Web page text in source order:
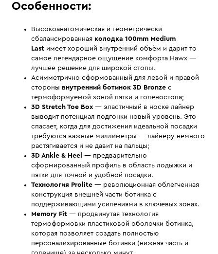
Особенности:
Высокоанатомическая и геометрически
сбалансированная колодка 100mm Medium
Last имеет хороший внутренний объём и дарит то
самое легендарное ощущение комфорта Hawx —
лучшее решение для широкой стопы.
Асимметрично сформованный для левой и правой
стороны внутренний ботинок 3D Bronze с
термоформуемой зоной пятки и голеностопа;
3D Stretch Toe Box — эластичный в носке лайнер
выводит потенциал подгонки новый уровень. Это
спасает, когда для достижения идеальной посадки
требуются важные миллиметры — лайнеру немного
растягивается и не давит на пальцы;
3D Ankle & Heel — предварительно
сформированный профиль в область лодыжки и
пятки для точной и удобной посадки.
Технология Prolite — революционная облегченная
конструкция внешней части ботинка с
поддерживающими усилениями в ключевых зонах.
Memory Fit — продвинутая технология
термоформовки пластиковой оболочки ботинка,
которая позволяет создать полностью
персонализированные ботинки (нижняя часть и